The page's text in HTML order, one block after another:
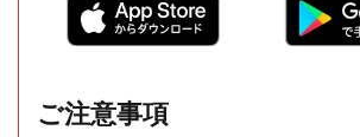
ご注意事項